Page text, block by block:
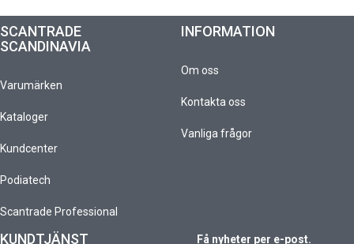
SCANTRADE
SCANDINAVIA
Varumärken
Kataloger
Kundcenter
Podiatech
Scantrade Professional
INFORMATION
Om oss
Kontakta oss
Vanliga frågor
KUNDTJÄNST Få nyheter per e-post.